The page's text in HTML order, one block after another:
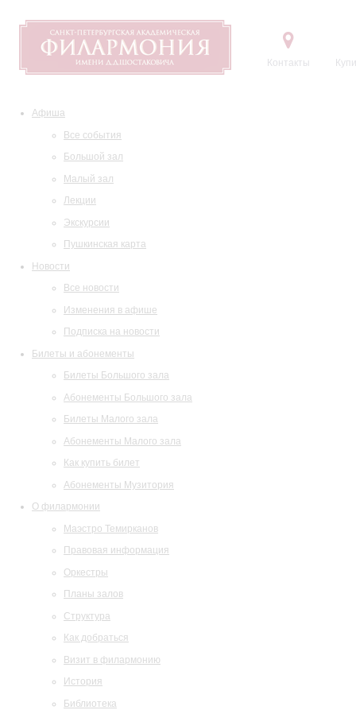
Контакты
Афиша
Все события
Большой зал
Малый зал
Лекции
Экскурсии
Пушкинская карта
Новости
Все новости
Изменения в афише
Подписка на новости
Билеты и абонементы
Билеты Большого зала
Абонементы Большого зала
Билеты Малого зала
Абонементы Малого зала
Как купить билет
Абонементы Музитория
О филармонии
Маэстро Темирканов
Правовая информация
Оркестры
Планы залов
Структура
Как добраться
Визит в филармонию
История
Библиотека